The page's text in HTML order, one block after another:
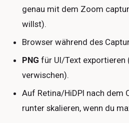
genau mit dem Zoom
willst).
Browser während des
PNG für UI/Text exportieren
verwischen).
Auf Retina/HiDPI nach dem
runter skalieren, wenn du